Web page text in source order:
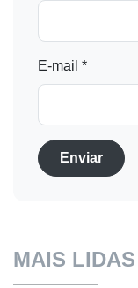
E-mail *
Enviar
MAIS LIDAS